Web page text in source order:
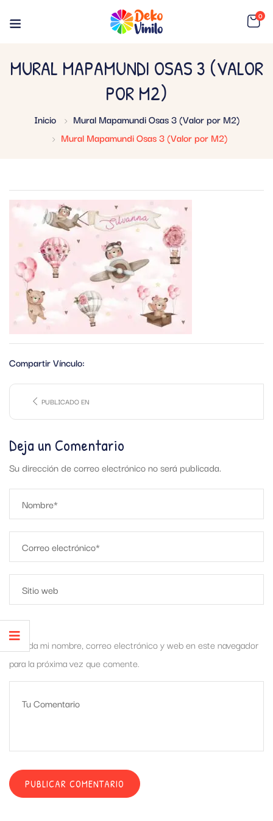
0
MURAL MAPAMUNDI OSAS 3 (VALOR
POR M2)
Inicio
Mural Mapamundi Osas 3 (Valor por M2)
Mural Mapamundi Osas 3 (Valor por M2)
Compartir Vínculo:
PUBLICADO EN
Deja un Comentario
Su dirección de correo electrónico no será publicada.
Guarda mi nombre, correo electrónico y web en este navegador
para la próxima vez que comente.